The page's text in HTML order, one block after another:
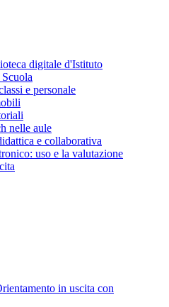
digitale d'Istituto
e personale
nelle aule
e collaborativa
uso e la valutazione
in uscita con